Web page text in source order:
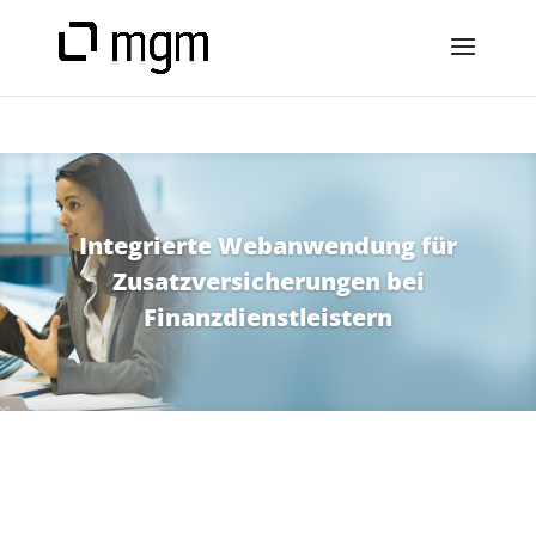
Integrierte Webanwendung für
Zusatzversicherungen bei
Finanzdienstleistern